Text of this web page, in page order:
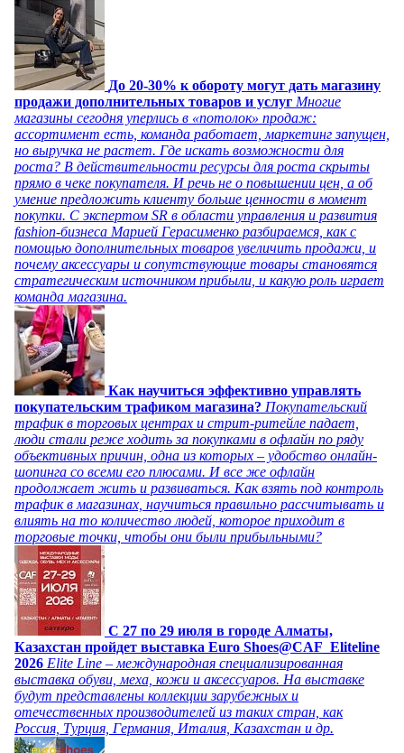
До 20-30% к обороту могут дать магазину
продажи дополнительных товаров и услуг Многие
магазины сегодня уперлись в «потолок» продаж:
ассортимент есть, команда работает, маркетинг запущен,
но выручка не растет. Где искать возможности для
роста? В действительности ресурсы для роста скрыты
прямо в чеке покупателя. И речь не о повышении цен, а об
умение предложить клиенту больше ценности в момент
покупки. С экспертом SR в области управления и развития
fashion-бизнеса Марией Герасименко разбираемся, как с
помощью дополнительных товаров увеличить продажи, и
почему аксессуары и сопутствующие товары становятся
стратегическим источником прибыли, и какую роль играет
команда магазина.
Как научиться эффективно управлять
покупательским трафиком магазина? Покупательский
трафик в торговых центрах и стрит-ритейле падает,
люди стали реже ходить за покупками в офлайн по ряду
объективных причин, одна из которых – удобство онлайн-
шопинга со всеми его плюсами. И все же офлайн
продолжает жить и развиваться. Как взять под контроль
трафик в магазинах, научиться правильно рассчитывать и
влиять на то количество людей, которое приходит в
торговые точки, чтобы они были прибыльными?
C 27 по 29 июля в городе Алматы,
Казахстан пройдет выставка Euro Shoes@CAF_Eliteline
2026 Elite Line – международная специализированная
выставка обуви, меха, кожи и аксессуаров. На выставке
будут представлены коллекции зарубежных и
отечественных производителей из таких стран, как
Россия, Турция, Германия, Италия, Казахстан и др.